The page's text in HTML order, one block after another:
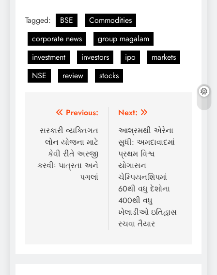
Tagged: BSE
Commodities
corporate news
group magalam
investment
investors ipo
markets
NSE
review stocks
Post
navigation
Previous:
સરકારી વ્યક્તિગત
લોન યોજના માટે
કેવી રીતે અરજી
કરવીઃ પાત્રતા અને
પગલાં
Next:
આશ્રમથી એરેના
સુધી: અમદાવાદમાં
પ્રથમ વિશ્વ
યોગાસન
ચેમ્પિયનશિપમાં
60થી વધુ દેશોના
400થી વધુ
ખેલાડીઓ ઇતિહાસ
રચવા તૈયાર